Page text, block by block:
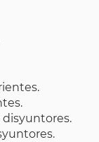
disyuntores.